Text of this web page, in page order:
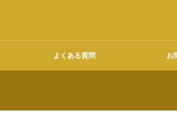
よくある質問 お
語源・由来の調べ方